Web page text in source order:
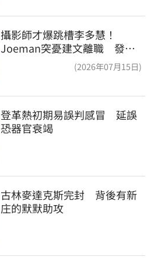
攝影師才爆跳槽李多慧！
Joeman突憂建文離職 發聲
「其實我很清楚」(2026年07月15日)
登革熱初期易誤判感冒　延誤
恐器官衰竭
古林麥達克斯完封　背後有新
庄的默默助攻